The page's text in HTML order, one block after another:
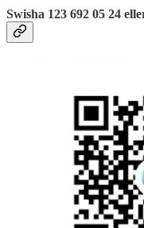
Swisha 123 692 05 24